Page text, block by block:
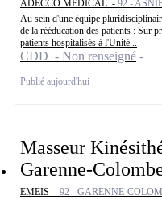
ADECCO MEDICAL - 92 -
Au sein d'une équipe
de la rééducation des patients : Sur
patients hospitalisés à l'Unité...
CDD - Non renseigné
Publié aujourd'hui
Masseur
Garenne-
EMEIS - 92 - GARENNE-